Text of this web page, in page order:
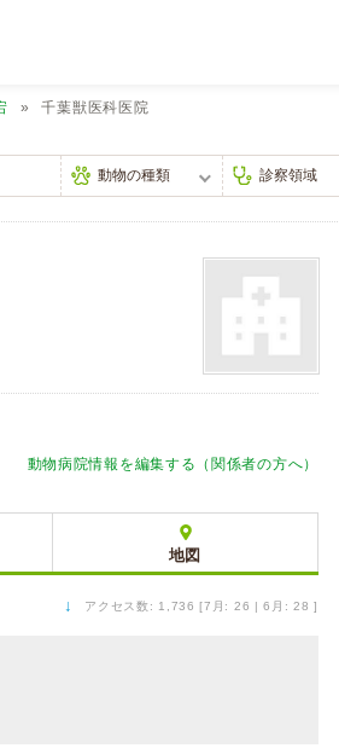
千葉獣医科医院
動物病院情報を編集する（関係者の方へ）
地図
↓ アクセス数: 1,736 [7月: 26 | 6月: 28 ]